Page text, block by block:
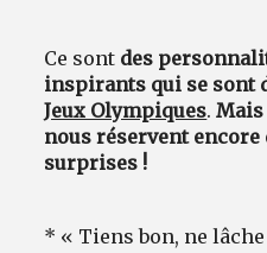
Ce sont des
inspirants qui se sont
Jeux Olympiques.
nous réservent encore
surprises !
* « Tiens bon, ne